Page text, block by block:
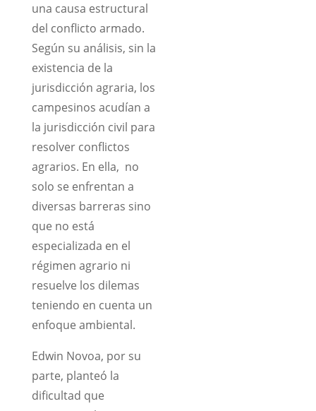
una causa estructural
del conflicto armado.
Según su análisis, sin la
existencia de la
jurisdicción agraria, los
campesinos acudían a
la jurisdicción civil para
resolver conflictos
agrarios. En ella, no
solo se enfrentan a
diversas barreras sino
que no está
especializada en el
régimen agrario ni
resuelve los dilemas
teniendo en cuenta un
enfoque ambiental.
Edwin Novoa, por su
parte, planteó la
dificultad que